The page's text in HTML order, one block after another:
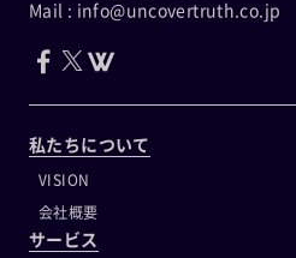
Mail : info@uncovertruth.co.jp
私たちについて
VISION
会社概要
サービス